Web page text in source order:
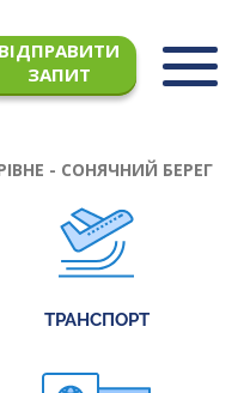
ВІДПРАВИТИ
ЗАПИТ
- СОНЯЧНИЙ БЕРЕГ
ТРАНСПОРТ